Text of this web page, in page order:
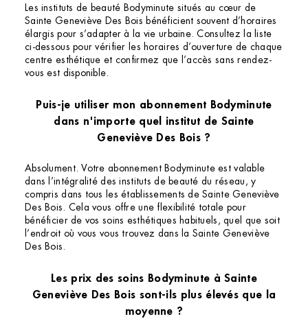
Les instituts de beauté Bodyminute situés au cœur de
Sainte Geneviève Des Bois bénéficient souvent d’horaires
élargis pour s’adapter à la vie urbaine. Consultez la liste
ci-dessous pour vérifier les horaires d’ouverture de chaque
centre esthétique et confirmez que l’accès sans rendez-
vous est disponible.
Puis-je utiliser mon abonnement Bodyminute
dans n'importe quel institut de Sainte
Geneviève Des Bois ?
Absolument. Votre abonnement Bodyminute est valable
dans l’intégralité des instituts de beauté du réseau, y
compris dans tous les établissements de Sainte Geneviève
Des Bois. Cela vous offre une flexibilité totale pour
bénéficier de vos soins esthétiques habituels, quel que soit
l’endroit où vous vous trouvez dans la Sainte Geneviève
Des Bois.
Les prix des soins Bodyminute à Sainte
Geneviève Des Bois sont-ils plus élevés que la
moyenne ?